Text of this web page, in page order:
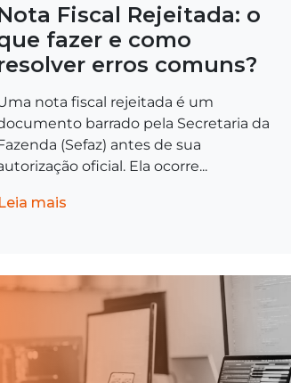
Fiscal Rejeitada: o
fazer e como
erros comuns?
nota fiscal rejeitada é um
barrado pela Secretaria da
(Sefaz) antes de sua
oficial. Ela ocorre...
Leia mais